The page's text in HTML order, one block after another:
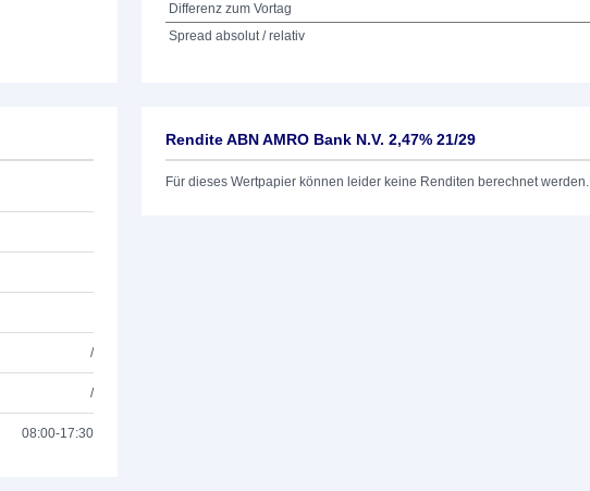
Differenz zum Vortag
Spread absolut / relativ
/
/
08:00-17:30
Rendite ABN AMRO Bank N.V. 2,47% 21/29
Für dieses Wertpapier können leider keine Renditen berechnet werden.